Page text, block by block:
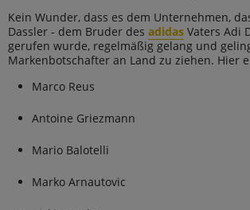
Kein Wunder, dass es dem Unternehmen,
Dassler - dem Bruder des adidas Vaters Adi
gerufen wurde, regelmäßig gelang und
Markenbotschafter an Land zu ziehen. Hier
Marco Reus
Antoine Griezmann
Mario Balotelli
Marko Arnautovic